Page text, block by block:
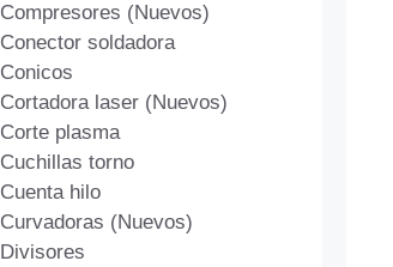
Compresores (Nuevos)
Conector soldadora
Conicos
Cortadora laser (Nuevos)
Corte plasma
Cuchillas torno
Cuenta hilo
Curvadoras (Nuevos)
Divisores